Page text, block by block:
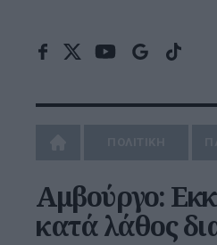
Αμβούργο:
κατά λάθος